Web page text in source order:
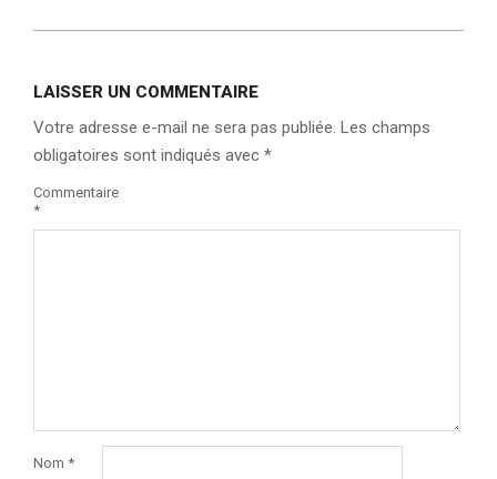
LAISSER UN COMMENTAIRE
Votre adresse e-mail ne sera pas publiée. Les champs
obligatoires sont indiqués avec *
Commentaire
*
Nom *